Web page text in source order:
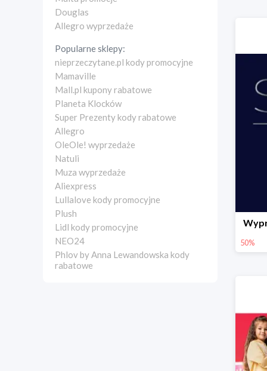
Douglas
Allegro wyprzedaże
Popularne sklepy:
nieprzeczytane.pl kody promocyjne
Mamaville
Mall.pl kupony rabatowe
Planeta Klocków
Super Prezenty kody rabatowe
Allegro
OleOle! wyprzedaże
Natuli
Muza wyprzedaże
Aliexpress
Lullalove kody promocyjne
Plush
Lidl kody promocyjne
NEO24
Phlov by Anna Lewandowska kody
rabatowe
50%